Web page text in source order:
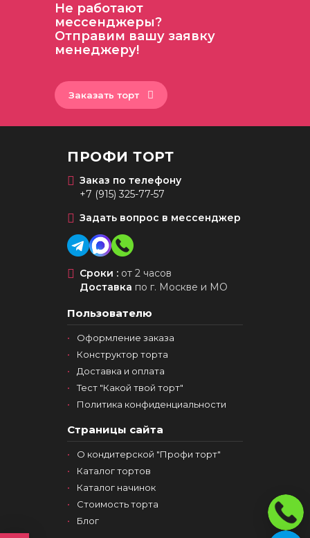
Не работают
мессенджеры?
Отправим вашу заявку
менеджеру!
Заказать торт
ПРОФИ ТОРТ
Заказ по телефону
+7 (915) 325-77-57
Задать вопрос в мессенджер
Сроки : от 2 часов
Доставка по г. Москве и МО
Пользователю
Оформление заказа
Конструктор торта
Доставка и оплата
Тест "Какой твой торт"
Политика конфиденциальности
Страницы сайта
О кондитерской "Профи торт"
Каталог тортов
Каталог начинок
Стоимость торта
Блог